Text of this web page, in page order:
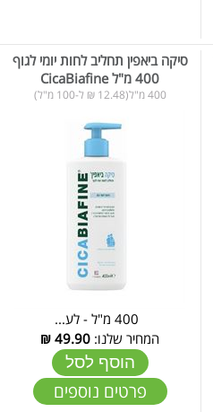
סיקה ביאפין תחליב לחות יומי לגוף
400 מ"ל CicaBiafine
400 מ"ל(12.48 ₪ ל-100 מ"ל)
המחיר שלנו: 49.90
₪
הוסף לסל
פרטים נוספים